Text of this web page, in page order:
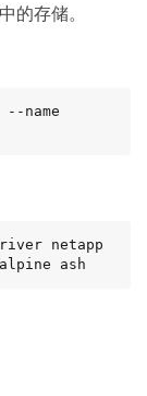
的存储。
name
netapp
ash